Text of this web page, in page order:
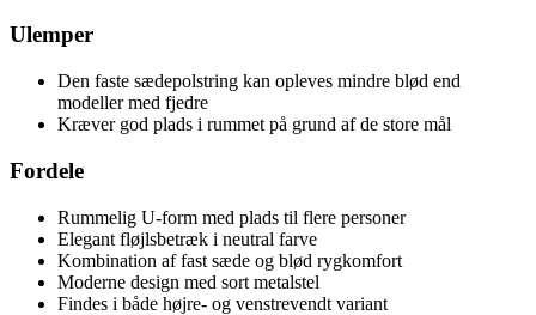
Ulemper
Den faste sædepolstring kan opleves mindre blød end
modeller med fjedre
Kræver god plads i rummet på grund af de store mål
Fordele
Rummelig U-form med plads til flere personer
Elegant fløjlsbetræk i neutral farve
Kombination af fast sæde og blød rygkomfort
Moderne design med sort metalstel
Findes i både højre- og venstrevendt variant